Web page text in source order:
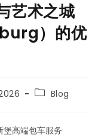
艺术之城
）的优
Blog
高端包车服务